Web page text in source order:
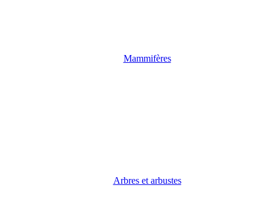
Mammifères
Arbres et arbustes